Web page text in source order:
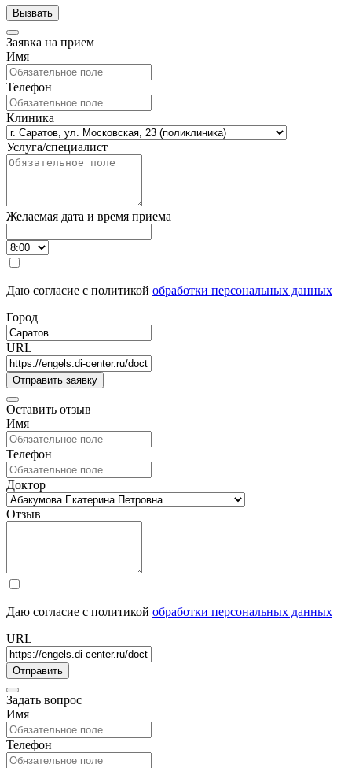
Заявка на прием
Имя
Телефон
Клиника
Услуга/специалист
Желаемая дата и время приема
Даю согласие с политикой обработки персональных данных
Город
URL
Оставить отзыв
Имя
Телефон
Доктор
Отзыв
Даю согласие с политикой обработки персональных данных
URL
Задать вопрос
Имя
Телефон